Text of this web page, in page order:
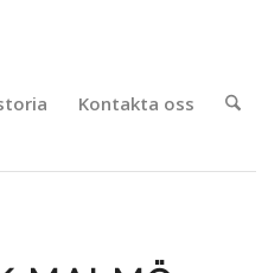
Kontakta oss